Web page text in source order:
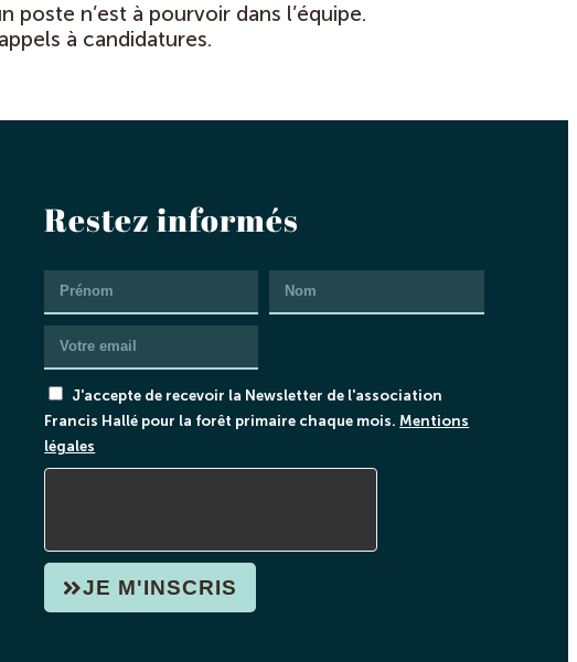
n’est à pourvoir dans l’équipe.
à candidatures.
Restez informés
J'accepte de recevoir la Newsletter de l'association
Francis Hallé pour la forêt primaire chaque mois. Mentions
légales
JE M'INSCRIS